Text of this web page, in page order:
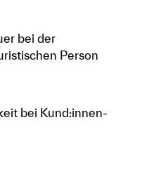
bei der
Person
bei Kund:innen-